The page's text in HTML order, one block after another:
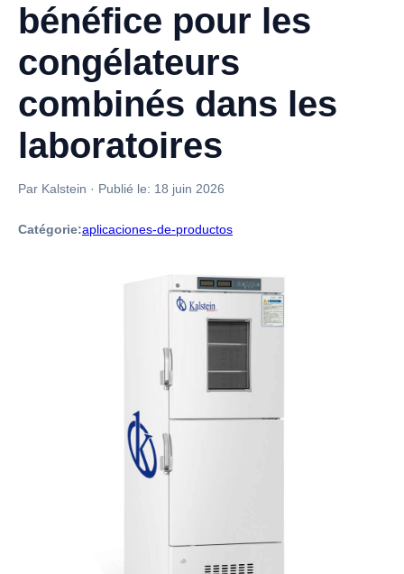
bénéfice pour les
congélateurs
combinés dans les
laboratoires
Par Kalstein · Publié le: 18 juin 2026
Catégorie:aplicaciones-de-productos